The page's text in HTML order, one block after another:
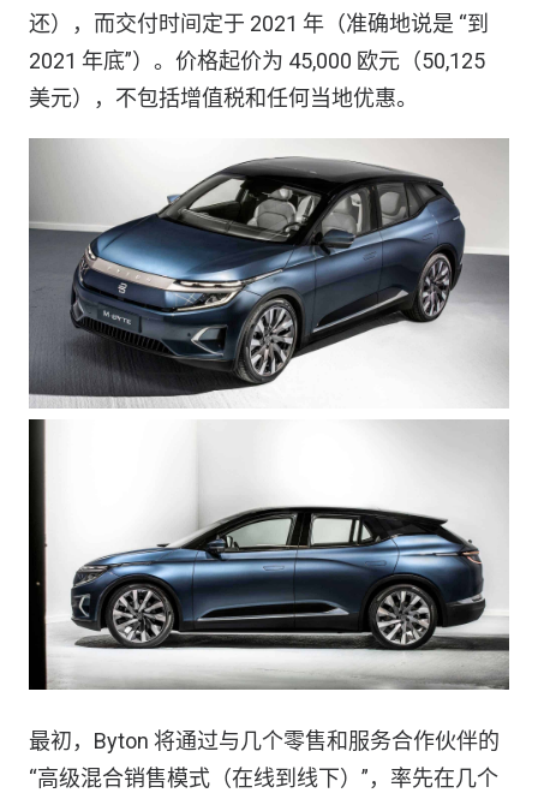
还），而交付时间定于 2021 年（准确地说是 “到
2021 年底”）。价格起价为 45,000 欧元（50,125
美元），不包括增值税和任何当地优惠。
最初，Byton 将通过与几个零售和服务合作伙伴的
“高级混合销售模式（在线到线下）”，率先在几个